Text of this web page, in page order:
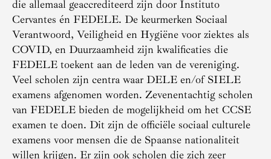
die allemaal geaccrediteerd zijn door Instituto
Cervantes én FEDELE. De keurmerken Sociaal
Verantwoord, Veiligheid en Hygiëne voor ziektes als
COVID, en Duurzaamheid zijn kwalificaties die
FEDELE toekent aan de leden van de vereniging.
Veel scholen zijn centra waar DELE en/of SIELE
examens afgenomen worden. Zevenentachtig scholen
van FEDELE bieden de mogelijkheid om het CCSE
examen te doen. Dit zijn de officiële sociaal culturele
examens voor mensen die de Spaanse nationaliteit
willen krijgen. Er zijn ook scholen die zich zeer